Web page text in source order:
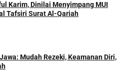
Karim, Dinilai Menyimpang MUI
Tafsiri Surat Al-Qariah
Mudah Rezeki, Keamanan Diri,